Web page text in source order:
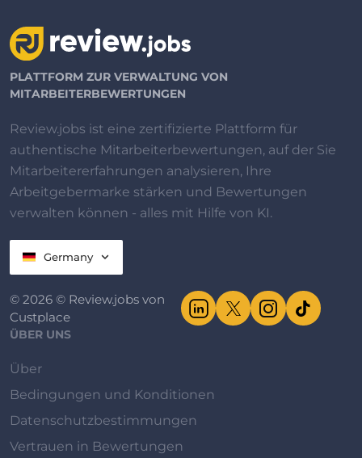
PLATTFORM ZUR VERWALTUNG VON
MITARBEITERBEWERTUNGEN
Review.jobs ist eine zertifizierte Plattform für
authentische Mitarbeiterbewertungen, auf der Sie
Mitarbeitererfahrungen analysieren, Ihre
Arbeitgebermarke stärken und Bewertungen
verwalten können - alles mit Hilfe von KI.
Germany
© 2026 © Review.jobs von
Custplace
ÜBER UNS
Über
Bedingungen und Konditionen
Datenschutzbestimmungen
Vertrauen in Bewertungen